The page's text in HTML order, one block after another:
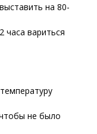
на 80-
часа вариться
не было